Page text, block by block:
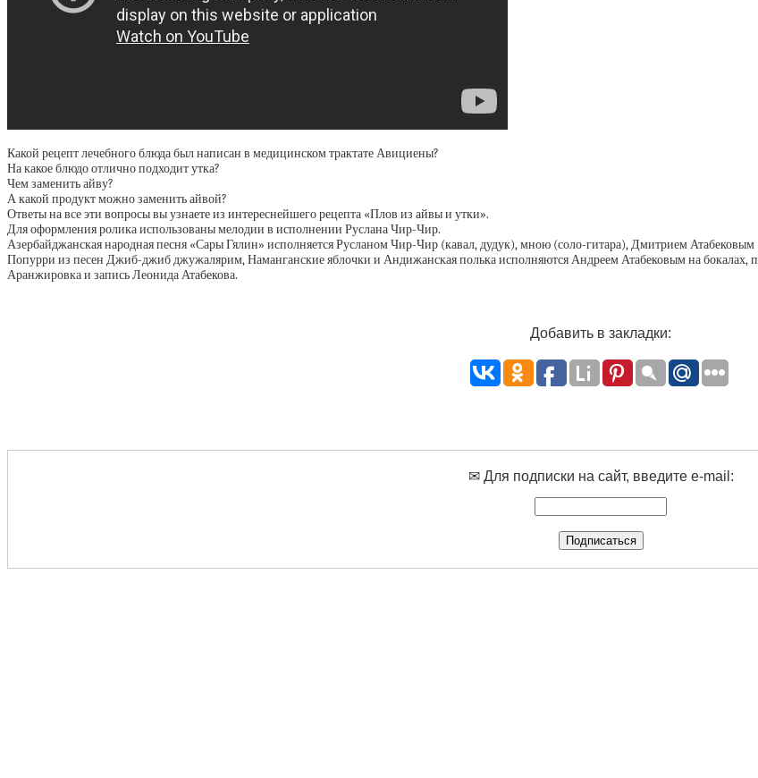
Какой рецепт лечебного блюда был написан в медицинском трактате Авициены?
На какое блюдо отлично подходит утка?
Чем заменить айву?
А какой продукт можно заменить айвой?
Ответы на все эти вопросы вы узнаете из интереснейшего рецепта «Плов из айвы и утки».
Для оформления ролика использованы мелодии в исполнении Руслана Чир-Чир.
Азербайджанская народная песня «Сары Гялин» исполняется Русланом Чир-Чир (кавал, дудук), мною (соло-гитара), Дмитрием Атабековым
Попурри из песен Джиб-джиб джужалярим, Наманганские яблочки и Андижанская полька исполняются Андреем Атабековым на бокалах,
Аранжировка и запись Леонида Атабекова.
Добавить в закладки:
✉ Для подписки на сайт, введите e-mail: